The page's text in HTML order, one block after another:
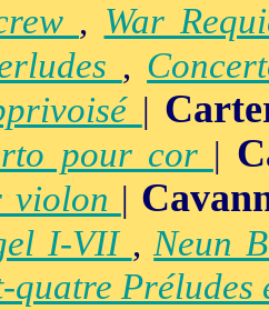
, War
,
|
pour cor |
violon |
I-VII ,Neun
quatre Préludes